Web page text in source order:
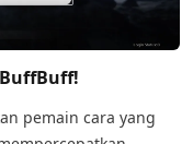
pemain cara yang